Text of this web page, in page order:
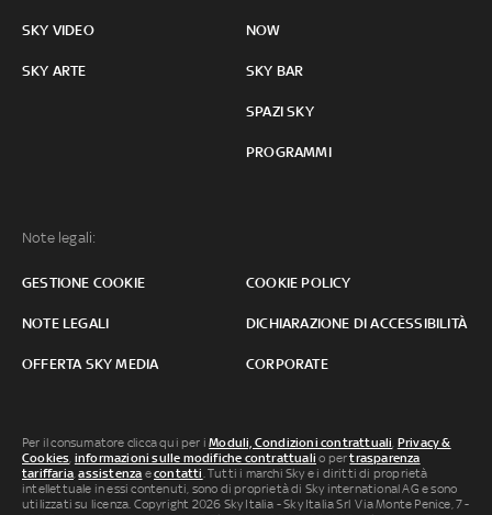
SKY VIDEO
SKY ARTE
NOW
SKY BAR
SPAZI SKY
PROGRAMMI
Note legali:
GESTIONE COOKIE COOKIE POLICY
NOTE LEGALI DICHIARAZIONE DI ACCESSIBILITÀ
OFFERTA SKY MEDIA CORPORATE
Per il consumatore clicca qui per iModuli, Condizioni contrattuali, Privacy &
Cookies, informazioni sulle modifiche contrattuali o pertrasparenza
tariffaria,assistenza econtatti. Tutti i marchi Sky e i diritti di proprietà
intellettuale in essi contenuti, sono di proprietà di Sky international AG e sono
utilizzati su licenza. Copyright 2026 Sky Italia - Sky Italia Srl Via Monte Penice, 7 -